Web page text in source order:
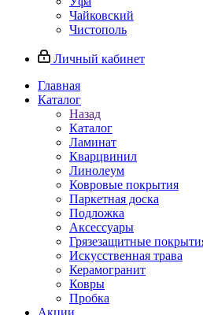
Чайковский
Чистополь
Личный кабинет
Главная
Каталог
Назад
Каталог
Ламинат
Кварцвинил
Линолеум
Ковровые покрытия
Паркетная доска
Подложка
Аксессуары
Грязезащитные
Искусственная трава
Керамогранит
Ковры
Пробка
Акции